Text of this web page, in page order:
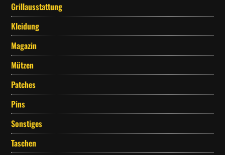
Grillausstattung
Kleidung
Magazin
Mützen
Patches
Pins
Sonstiges
Taschen